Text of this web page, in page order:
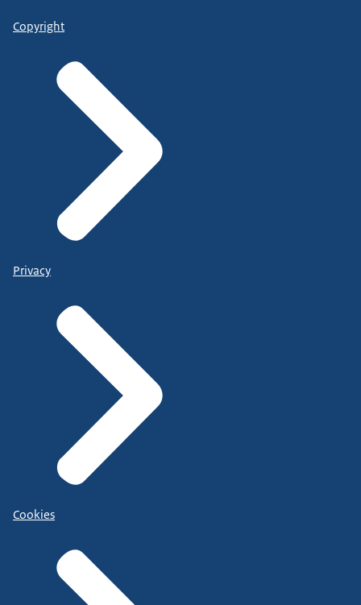
Copyright
Privacy
Cookies